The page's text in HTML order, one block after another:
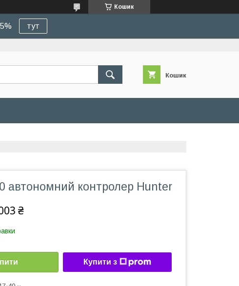
Кошик
тут
Кошик
автономний контролер Hunter
₴
Купити з